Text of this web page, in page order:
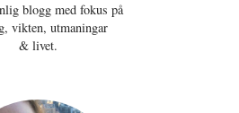
blogg med fokus på
vikten, utmaningar
& livet.